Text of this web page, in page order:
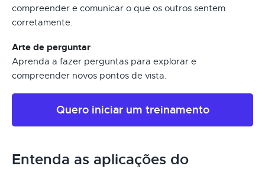
compreender e comunicar o que os outros sentem
corretamente.
Arte de perguntar
Aprenda a fazer perguntas para explorar e
compreender novos pontos de vista.
Quero iniciar um treinamento
Entenda as aplicações do